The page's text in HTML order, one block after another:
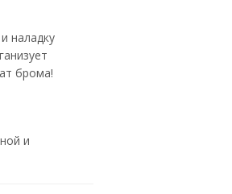
наладку
брома!
и